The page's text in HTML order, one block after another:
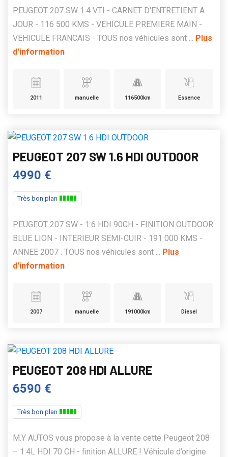
PEUGEOT 207 SW 1.4 VTI - CARNET D'ENTRETIENT A
JOUR - 116 500 KMS - VEHICULE PREMIERE MAIN -
VEHICULE FRANCAIS - TOUS nos véhicules sont ... Plus
d'information
2011 manuelle 116500km Essence
PEUGEOT 207 SW 1.6 HDI OUTDOOR
4990 €
Très bon plan
PEUGEOT 207 SW - 1.6 HDI 90CH - FINITION OUTDOOR
BLUE LION - INTERIEUR SEMI-CUIR - 191 000 KMS -
ANNEE 2007 . TOUS nos véhicules sont ... Plus
d'information
2007 manuelle 191000km Diesel
PEUGEOT 208 HDI ALLURE
6590 €
Très bon plan
M.Y AUTOS vous propose à la vente cette Peugeot 208
– 1.4L HDI 70 CH - finition ALLURE ! Véhicule d’origine